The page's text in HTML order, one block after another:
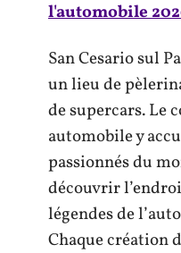
l'automobile
San Cesario sul
un lieu de
de supercars. Le
automobile y
passionnés du
découvrir
légendes de
Chaque création